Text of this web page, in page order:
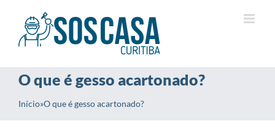
O que é gesso acartonado?
Início»O que é gesso acartonado?